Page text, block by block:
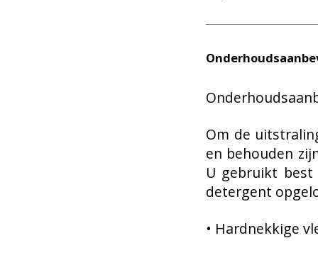
Om de
en behouden
U gebruikt
detergent
• Hardnekkige